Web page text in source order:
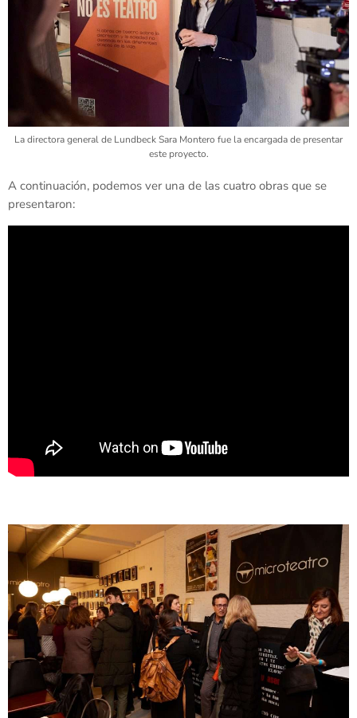
La directora general de Lundbeck Sara Montero fue la encargada de presentar
este proyecto.
A continuación, podemos ver una de las cuatro obras que se
presentaron: